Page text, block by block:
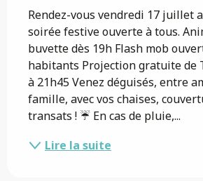
Rendez-vous vendredi 17 juillet
soirée festive ouverte à tous.
buvette dès 19h Flash mob
habitants Projection gratuite de
à 21h45 Venez déguisés, entre
famille, avec vos chaises,
transats ! ☔ En cas de pluie,...
Lire la suite